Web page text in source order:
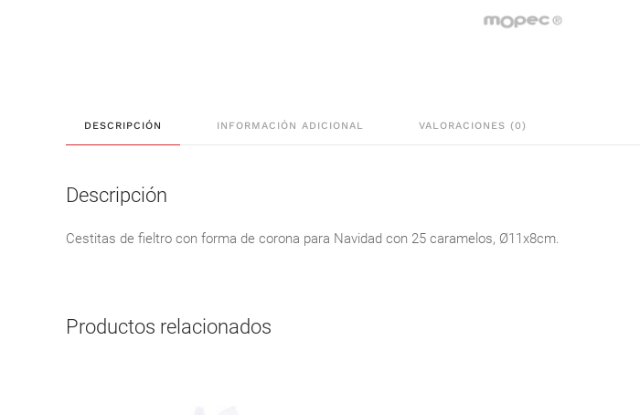
DESCRIPCIÓN INFORMACIÓN ADICIONAL VALORACIONES (0)
Descripción
Cestitas de fieltro con forma de corona para Navidad con 25 caramelos, Ø11x8cm.
Productos relacionados